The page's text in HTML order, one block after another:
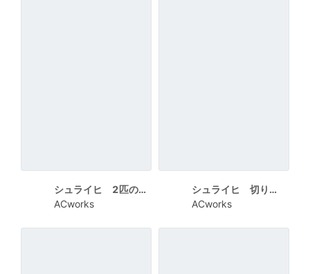
シュライヒ 2匹のうさぎ うさぎロゴで2023
ACworks
シュライヒ 切り抜かれた円に2匹のうさぎ 上下にオレンジライン
ACworks